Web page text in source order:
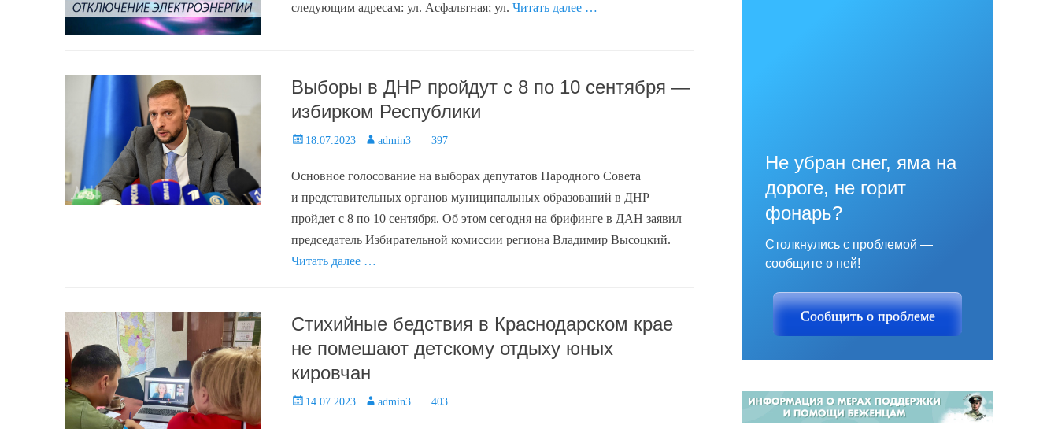
следующим адресам: ул. Асфальтная; ул. Читать далее …
Выборы в ДНР пройдут с 8 по 10 сентября —
избирком Республики
Posted18.07.2023 Author
admin3 397
Основное голосование на выборах депутатов Народного Совета
и представительных органов муниципальных образований в ДНР
пройдет с 8 по 10 сентября. Об этом сегодня на брифинге в ДАН заявил
председатель Избирательной комиссии региона Владимир Высоцкий.
Читать далее …
Стихийные бедствия в Краснодарском крае
не помешают детскому отдыху юных
кировчан
Posted14.07.2023 Author
admin3 403
Не убран снег, яма на
дороге, не горит
фонарь?
Столкнулись с проблемой —
сообщите о ней!
Сообщить о проблеме